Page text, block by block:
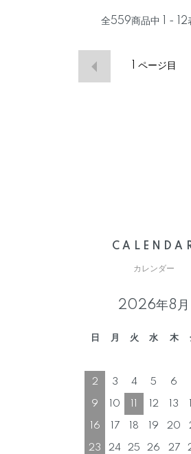
全559商品中 1 - 12
ページ目
カレンダー
2026年8月
日 月 火 水 木
2 3 4 5 6
9 10 12 13
16 17 18 19 20
23 24 25 26 27